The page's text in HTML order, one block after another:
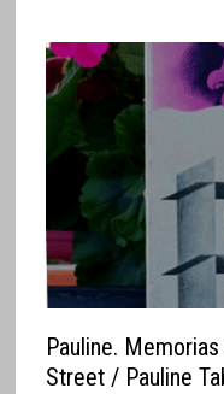
Pauline.
Street / Pauline